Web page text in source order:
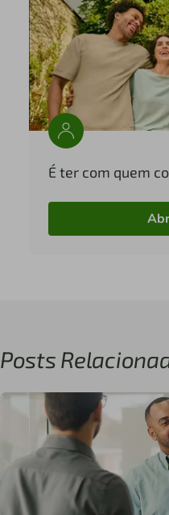
É ter com quem
Posts